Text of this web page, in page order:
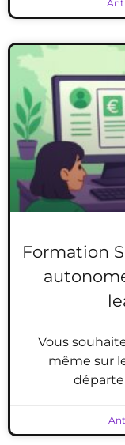
Formation
Vous
même sur